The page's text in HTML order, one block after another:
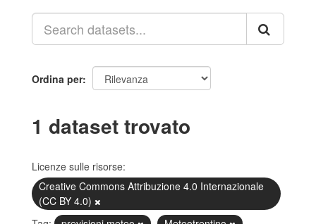
Ordina per
1 dataset trovato
Licenze sulle risorse:
Creative Commons Attribuzione 4.0 Internazionale
(CC BY 4.0)